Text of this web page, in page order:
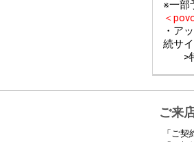
※一部
＜
・ア
続サ
>特
ご来
「ご